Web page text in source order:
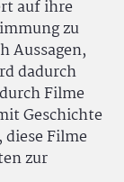
auf ihre
zu
Aussagen,
dadurch
Filme
Geschichte
Filme
zur